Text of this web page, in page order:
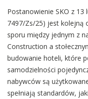
Postanowienie SKO z 13
7497/Zs/25) jest kolejną
sporu między jednym z
Construction a
budowanie hoteli, które
samodzielności
nabywców są
spełniają standardów,